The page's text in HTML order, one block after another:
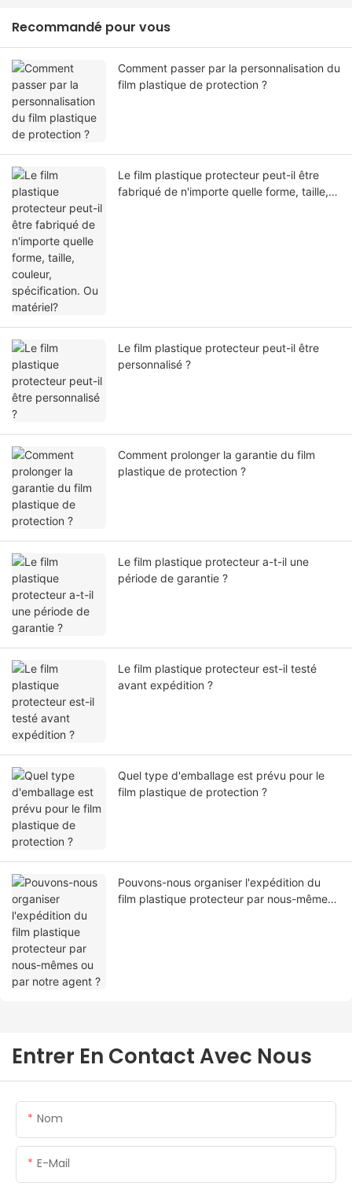
Recommandé pour vous
Comment passer par la personnalisation du
film plastique de protection ?
Le film plastique protecteur peut-il être
fabriqué de n'importe quelle forme, taille,
Le film plastique protecteur peut-il être
personnalisé ?
Comment prolonger la garantie du film
plastique de protection ?
Le film plastique protecteur a-t-il une
période de garantie ?
Le film plastique protecteur est-il testé
avant expédition ?
Quel type d'emballage est prévu pour le
film plastique de protection ?
Pouvons-nous organiser l'expédition du
film plastique protecteur par nous-mêmes
Entrer En Contact Avec Nous
Nom
E-Mail